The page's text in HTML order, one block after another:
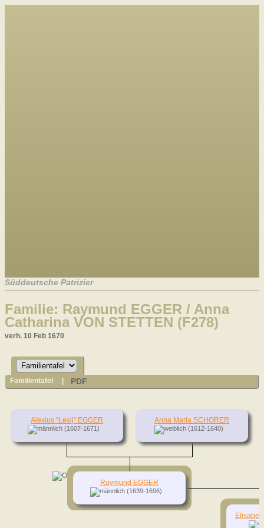
Süddeutsche Patrizier
Familie: Raymund EGGER / Anna
Catharina VON STETTEN (F278)
verh. 10 Feb 1670
Familientafel PDF
Alexius "Lexij" EGGER
(1607-1671)
Anna Maria SCHORER
(1612-1640)
Raymund EGGER
(1639-1696)